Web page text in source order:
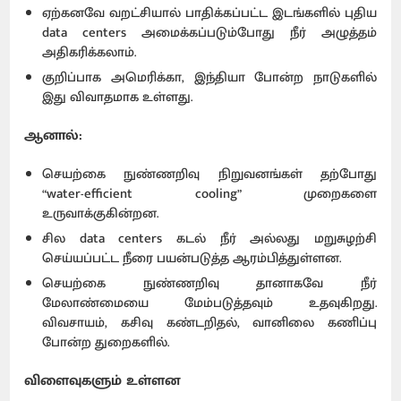
ஏற்கனவே வறட்சியால் பாதிக்கப்பட்ட இடங்களில் புதிய
data centers அமைக்கப்படும்போது நீர் அழுத்தம்
அதிகரிக்கலாம்.
குறிப்பாக அமெரிக்கா, இந்தியா போன்ற நாடுகளில்
இது விவாதமாக உள்ளது.
ஆனால்:
செயற்கை நுண்ணறிவு நிறுவனங்கள் தற்போது
“water-efficient cooling” முறைகளை
உருவாக்குகின்றன.
சில data centers கடல் நீர் அல்லது மறுசுழற்சி
செய்யப்பட்ட நீரை பயன்படுத்த ஆரம்பித்துள்ளன.
செயற்கை நுண்ணறிவு தானாகவே நீர்
மேலாண்மையை மேம்படுத்தவும் உதவுகிறது.
விவசாயம், கசிவு கண்டறிதல், வானிலை கணிப்பு
போன்ற துறைகளில்.
விளைவுகளும் உள்ளன